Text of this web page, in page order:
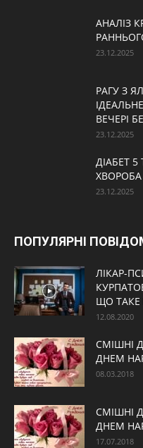
АНАЛІЗ
23.12.2025
РАГУ З
ВЕЧЕРІ
23.12.2025
ДІАБЕТ
ХВОРОБА
23.12.2025
ПОПУЛЯРНІ
ЛІКАР-
ЩО ТАКЕ
12.08.2020
СМІШНІ
ДНЕМ
08.03.2018
СМІШНІ
ДНЕМ
17.07.2018